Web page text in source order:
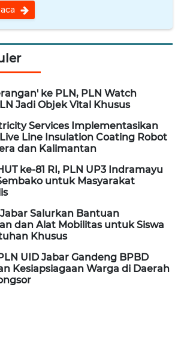
ke PLN, PLN Watch
Jadi Objek Vital Khusus
Services Implementasikan
Line Insulation Coating Robot
dan Kalimantan
ke-81 RI, PLN UP3 Indramayu
untuk Masyarakat
Jabar Salurkan Bantuan
dan Alat Mobilitas untuk Siswa
Khusus
UID Jabar Gandeng BPBD
Kesiapsiagaan Warga di Daerah